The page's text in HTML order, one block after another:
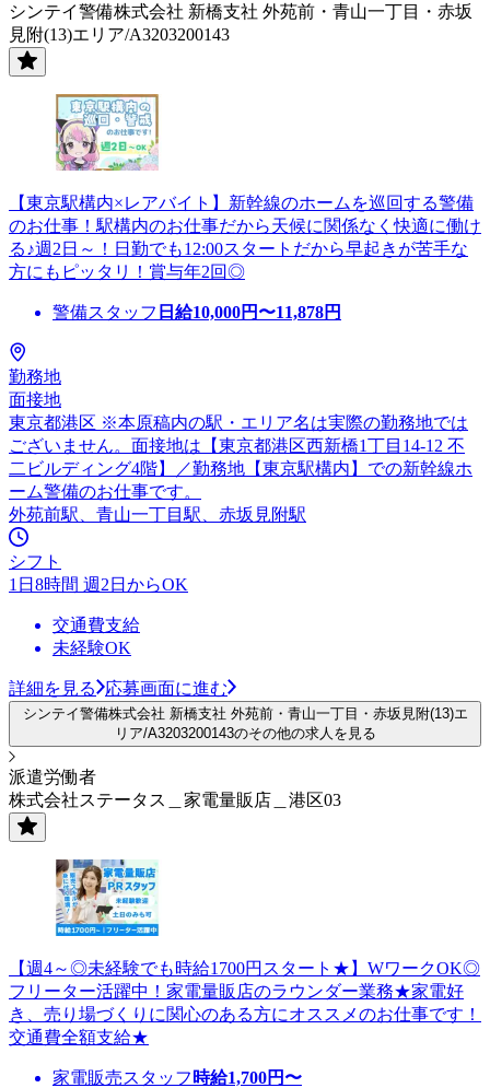
シンテイ警備株式会社 新橋支社 外苑前・青山一丁目・赤坂
見附(13)エリア/A3203200143
【東京駅構内×レアバイト】新幹線のホームを巡回する警備
のお仕事！駅構内のお仕事だから天候に関係なく快適に働け
る♪週2日～！日勤でも12:00スタートだから早起きが苦手な
方にもピッタリ！賞与年2回◎
警備スタッフ 日給10,000円〜11,878円
勤務地
面接地
東京都港区 ※本原稿内の駅・エリア名は実際の勤務地では
ございません。面接地は【東京都港区西新橋1丁目14-12 不
二ビルディング4階】／勤務地【東京駅構内】での新幹線ホ
ーム警備のお仕事です。
外苑前駅、青山一丁目駅、赤坂見附駅
シフト
1日8時間 週2日からOK
交通費支給
未経験OK
詳細を見る 応募画面に進む
シンテイ警備株式会社 新橋支社 外苑前・青山一丁目・赤坂見附(13)エ
リア/A3203200143のその他の求人を見る
派遣労働者
株式会社ステータス＿家電量販店＿港区03
【週4～◎未経験でも時給1700円スタート★】WワークOK◎
フリーター活躍中！家電量販店のラウンダー業務★家電好
き、売り場づくりに関心のある方にオススメのお仕事です！
交通費全額支給★
家電販売スタッフ 時給1,700円〜